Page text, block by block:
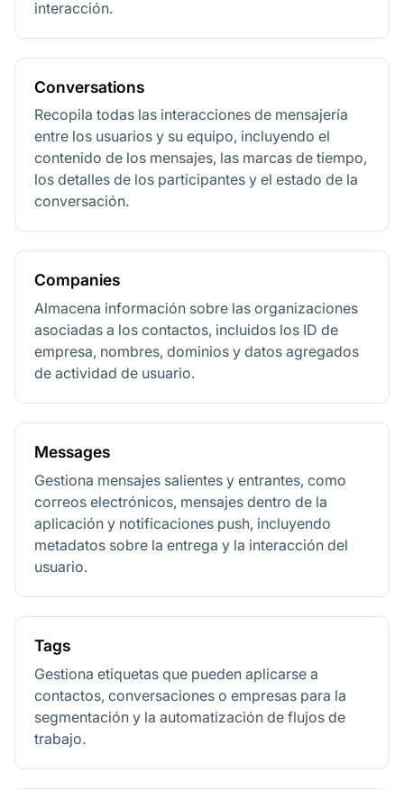
interacción.
Conversations
Recopila todas las interacciones de mensajería
entre los usuarios y su equipo, incluyendo el
contenido de los mensajes, las marcas de tiempo,
los detalles de los participantes y el estado de la
conversación.
Companies
Almacena información sobre las organizaciones
asociadas a los contactos, incluidos los ID de
empresa, nombres, dominios y datos agregados
de actividad de usuario.
Messages
Gestiona mensajes salientes y entrantes, como
correos electrónicos, mensajes dentro de la
aplicación y notificaciones push, incluyendo
metadatos sobre la entrega y la interacción del
usuario.
Tags
Gestiona etiquetas que pueden aplicarse a
contactos, conversaciones o empresas para la
segmentación y la automatización de flujos de
trabajo.